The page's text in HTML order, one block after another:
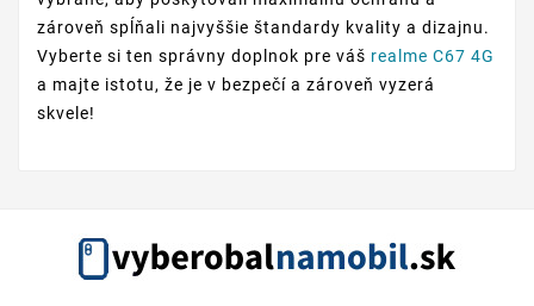
zároveň spĺňali najvyššie štandardy kvality a dizajnu.
Vyberte si ten správny doplnok pre váš realme C67 4G
a majte istotu, že je v bezpečí a zároveň vyzerá
skvele!